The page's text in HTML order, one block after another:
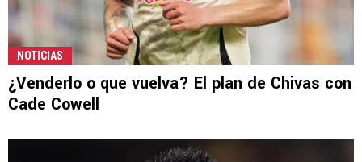
NOTICIAS
¿Venderlo o que vuelva? El plan de Chivas con
Cade Cowell